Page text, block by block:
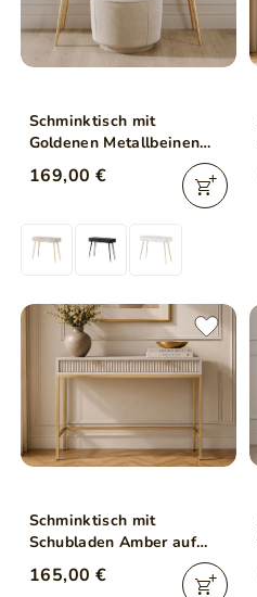
Schminktisch mit
Goldenen Metallbeinen
Latina Weiß
169,00 €
Schminktisch mit
Schubladen Amber auf
goldenen Beinen
165,00 €